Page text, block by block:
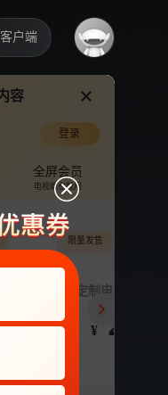
客户端
2.5万分享
容
登录
全屏会员
电视端也能用
至 定制电子吧唧年
¥ 248
限量发售